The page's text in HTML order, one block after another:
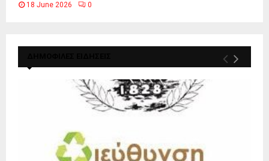
18 June 2026 0